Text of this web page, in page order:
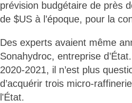
prévision budgétaire de près
de $US à l’époque, pour la
Des experts avaient même
Sonahydroc, entreprise
2020-2021, il n’est plus
d’acquérir trois micro-
l'État.